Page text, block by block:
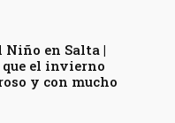
Niño en Salta |
el invierno
y con mucho